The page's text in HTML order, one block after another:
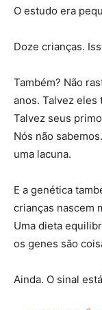
O estudo era
Doze crianças.
Também? Não
anos. Talvez eles
Talvez seus
Nós não
uma lacuna.
E a genética
crianças nascem
Uma dieta
os genes são
Ainda. O sinal